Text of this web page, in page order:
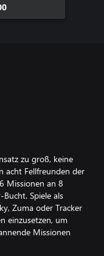
zu groß, keine
acht Fellfreunden der
Missionen an 8
Spiele als
Zuma oder Tracker
einzusetzen, um
Missionen